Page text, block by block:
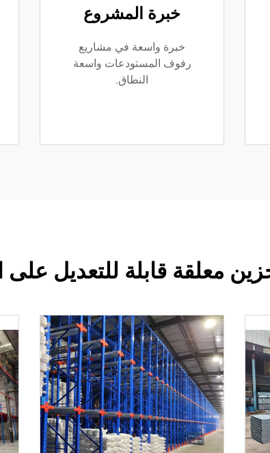
خبرة المشروع
خبرة واسعة في مشاريع
رفوف المستودعات واسعة
النطاق.
معلقة قابلة للتعديل